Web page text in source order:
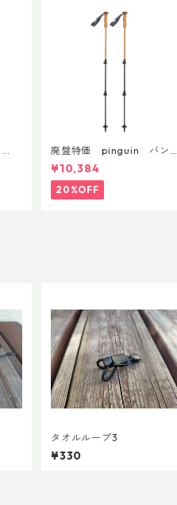
廃盤特価 pinguin バンブ
ーFLフォーム(ペア)
¥10,384
20%OFF
タオルループ3
¥330